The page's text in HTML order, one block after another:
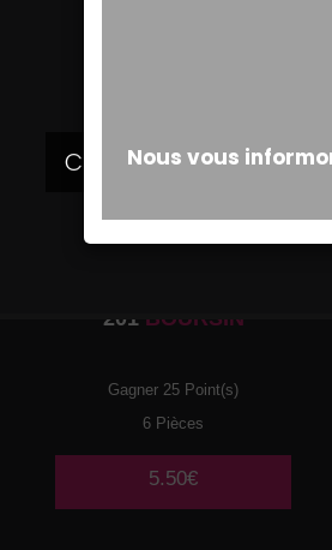
201BOURSIN
Gagner 25 Point(s)
6 Pièces
5.50€